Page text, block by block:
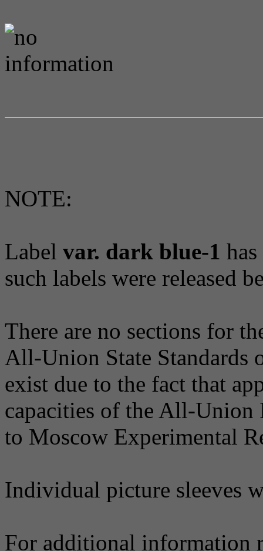
NOTE:
Label var. dark blue-1
such labels were released
There are no sections for
All-Union State Standards
exist due to the fact that
capacities of the All-Union
to Moscow Experimental
Individual picture sleeves
For additional information